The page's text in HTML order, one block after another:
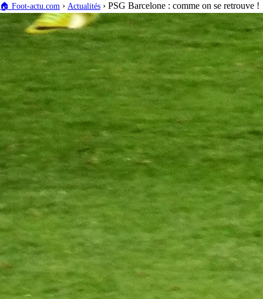
🏠 Foot-actu.com › Actualités › PSG Barcelone : comme on se retrouve !